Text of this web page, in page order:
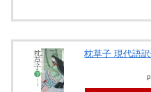
枕草子 現代語